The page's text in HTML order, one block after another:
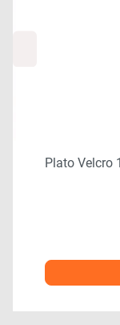
Plato Velcro